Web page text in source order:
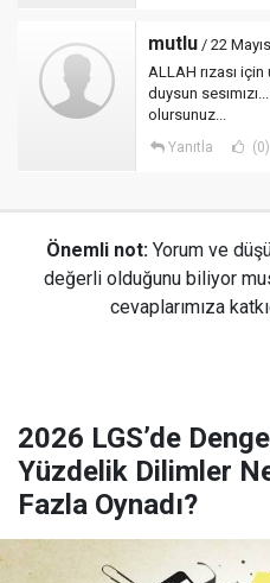
mutlu / 22
ALLAH rızası için
duysun
olursunuz...
Yanıtla (0)
Önemli not: Yorum ve
değerli olduğunu biliyor
cevaplarımıza
2026 LGS’de
Yüzdelik Dilimler
Fazla Oynadı?